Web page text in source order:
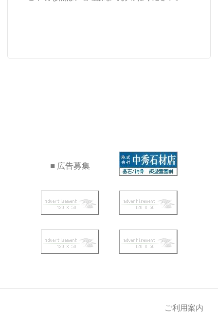
■ 広告募集
ご利用案内